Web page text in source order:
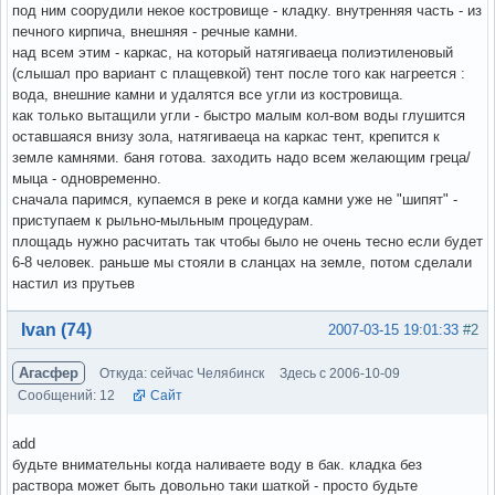
под ним соорудили некое костровище - кладку. внутренняя часть - из
печного кирпича, внешняя - речные камни.
над всем этим - каркас, на который натягиваеца полиэтиленовый
(слышал про вариант с плащевкой) тент после того как нагреется :
вода, внешние камни и удалятся все угли из костровища.
как только вытащили угли - быстро малым кол-вом воды глушится
оставшаяся внизу зола, натягиваеца на каркас тент, крепится к
земле камнями. баня готова. заходить надо всем желающим греца/
мыца - одновременно.
сначала паримся, купаемся в реке и когда камни уже не "шипят" -
приступаем к рыльно-мыльным процедурам.
площадь нужно расчитать так чтобы было не очень тесно если будет
6-8 человек. раньше мы стояли в сланцах на земле, потом сделали
настил из прутьев
Вне форума #2
2007-03-15 19:01:33
Ivan (74)
Агасфер Откуда: сейчас Челябинск
Здесь с 2006-10-09
Сообщений: 12
Сайт
add
будьте внимательны когда наливаете воду в бак. кладка без
раствора может быть довольно таки шаткой - просто будьте